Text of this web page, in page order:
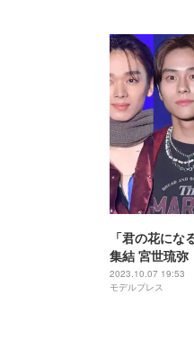
「君の花に
集結 宮世琉弥
山下幸輝が個
2023＞
2023.10.07 19:53
モデルプレス